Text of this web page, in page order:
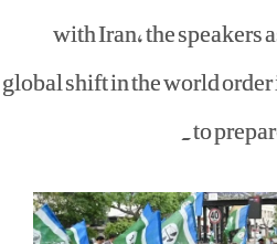
with Iran, the speakers
global shift in the world
to